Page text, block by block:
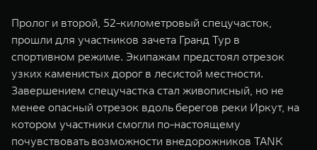
Пролог и второй, 52-километровый спецучасток,
прошли для участников зачета Гранд Тур в
спортивном режиме. Экипажам предстоял отрезок
узких каменистых дорог в лесистой местности.
Завершением спецучастка стал живописный, но не
менее опасный отрезок вдоль берегов реки Иркут, на
котором участники смогли по-настоящему
почувствовать возможности внедорожников TANK